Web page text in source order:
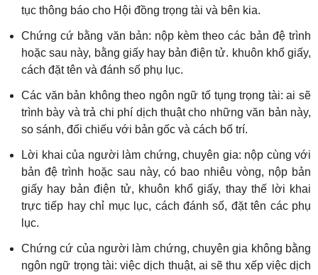
tục thông báo cho Hội đồng trọng tài và bên kia.
Chứng cứ bằng văn bản: nộp kèm theo các bản đệ trình
hoặc sau này, bằng giấy hay bản điện tử. khuôn khổ giấy,
cách đặt tên và đánh số phụ lục.
Các văn bản không theo ngôn ngữ tố tụng trọng tài: ai sẽ
trình bày và trả chi phí dịch thuật cho những văn bản này,
so sánh, đối chiếu với bản gốc và cách bố trí.
Lời khai của người làm chứng, chuyên gia: nộp cùng với
bản đệ trình hoặc sau này, có bao nhiêu vòng, nộp bản
giấy hay bản điện tử, khuôn khổ giấy, thay thế lời khai
trực tiếp hay chỉ mục lục, cách đánh số, đặt tên các phụ
lục.
Chứng cứ của người làm chứng, chuyên gia không bằng
ngôn ngữ trọng tài: việc dịch thuật, ai sẽ thu xếp việc dịch